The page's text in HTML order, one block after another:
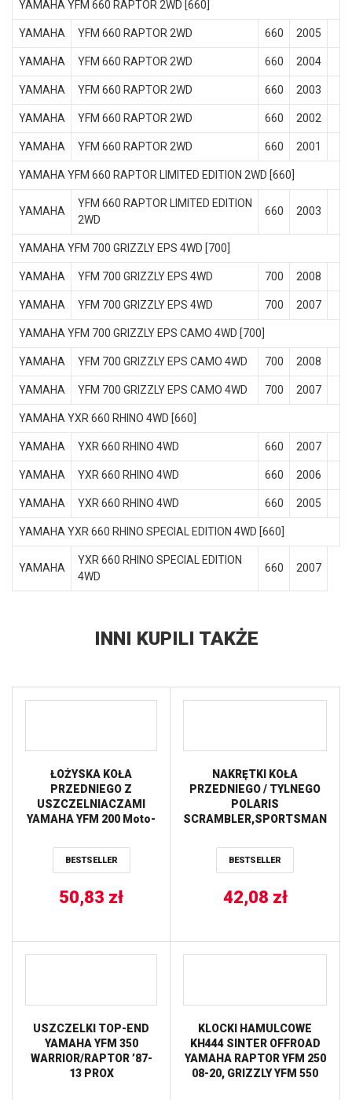
YAMAHA YFM 660 RAPTOR 2WD [660]
YAMAHA YFM 660 RAPTOR 2WD 660 2005
YAMAHA YFM 660 RAPTOR 2WD 660 2004
YAMAHA YFM 660 RAPTOR 2WD 660 2003
YAMAHA YFM 660 RAPTOR 2WD 660 2002
YAMAHA YFM 660 RAPTOR 2WD 660 2001
YAMAHA YFM 660 RAPTOR LIMITED EDITION 2WD [660]
YAMAHA
YFM 660 RAPTOR LIMITED EDITION
2WD
660 2003
YAMAHA YFM 700 GRIZZLY EPS 4WD [700]
YAMAHA YFM 700 GRIZZLY EPS 4WD 700 2008
YAMAHA YFM 700 GRIZZLY EPS 4WD 700 2007
YAMAHA YFM 700 GRIZZLY EPS CAMO 4WD [700]
YAMAHA YFM 700 GRIZZLY EPS CAMO 4WD 700 2008
YAMAHA YFM 700 GRIZZLY EPS CAMO 4WD 700 2007
YAMAHA YXR 660 RHINO 4WD [660]
YAMAHA YXR 660 RHINO 4WD 660 2007
YAMAHA YXR 660 RHINO 4WD 660 2006
YAMAHA YXR 660 RHINO 4WD 660 2005
YAMAHA YXR 660 RHINO SPECIAL EDITION 4WD [660]
YAMAHA
YXR 660 RHINO SPECIAL EDITION
4WD
660 2007
INNI KUPILI TAKŻE
ŁOŻYSKA KOŁA
PRZEDNIEGO Z
USZCZELNIACZAMI
YAMAHA YFM 200 Moto-
4 ’86-’88, YFM 350ER
Moto-4 ’87-’88 (25-1064)
BESTSELLER
50,83 zł
NAKRĘTKI KOŁA
PRZEDNIEGO / TYLNEGO
POLARIS
SCRAMBLER,SPORTSMAN
YAMAHA KODIAK 450/700,
GRIZZLY 700 ALL BALLS
BESTSELLER
42,08 zł
USZCZELKI TOP-END
YAMAHA YFM 350
WARRIOR/RAPTOR ’87-
13 PROX
KLOCKI HAMULCOWE
KH444 SINTER OFFROAD
YAMAHA RAPTOR YFM 250
08-20, GRIZZLY YFM 550